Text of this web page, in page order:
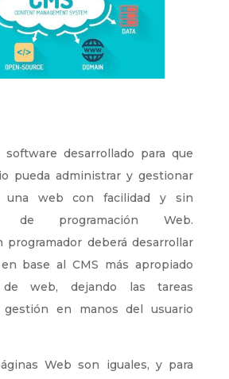
desarrollado para que
pueda administrar y gestionar
una web con facilidad y sin
de programación Web.
programador deberá desarrollar
base al CMS más apropiado
web, dejando las tareas
gestión en manos del usuario
Web son iguales, y para